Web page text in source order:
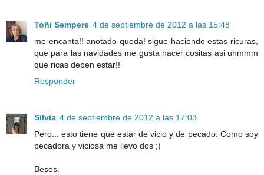
Toñi Sempere 4 de septiembre de 2012 a las 15:48
me encanta!! anotado queda! sigue haciendo estas ricuras,
que para las navidades me gusta hacer cositas asi uhmmm
que ricas deben estar!!
Responder
Silvia 4 de septiembre de 2012 a las 17:03
Pero... esto tiene que estar de vicio y de pecado. Como soy
pecadora y viciosa me llevo dos ;)
Besos.